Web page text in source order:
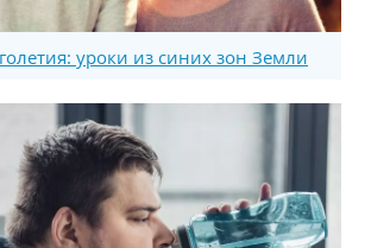
уроки из синих зон Земли